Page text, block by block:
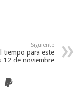
Siguiente
tiempo para este
12 de noviembre